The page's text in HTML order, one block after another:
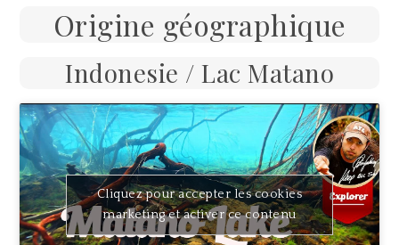
Origine géographique
Indonesie / Lac Matano
Cliquez pour accepter les cookies
marketing et activer ce contenu